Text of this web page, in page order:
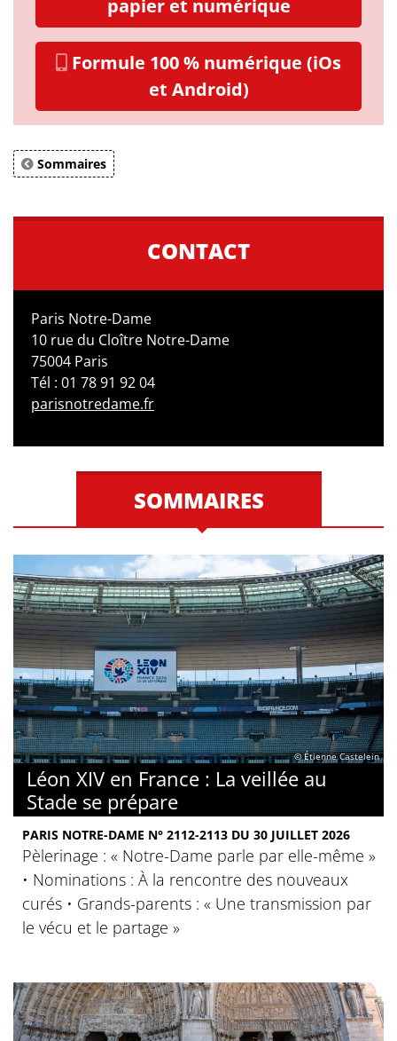
papier et numérique
Formule 100 % numérique (iOs
et Android)
Sommaires
CONTACT
Paris Notre-Dame
10 rue du Cloître Notre-Dame
75004 Paris
Tél : 01 78 91 92 04
parisnotredame.fr
SOMMAIRES
© Étienne Castelein
Léon XIV en France : La veillée au
Stade se prépare
PARIS NOTRE-DAME N° 2112-2113 DU 30 JUILLET 2026
Pèlerinage : « Notre-Dame parle par elle-même »
• Nominations : À la rencontre des nouveaux
curés • Grands-parents : « Une transmission par
le vécu et le partage »